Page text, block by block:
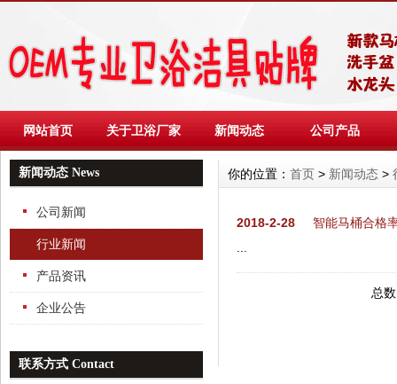
网站首页 关于卫浴厂家 新闻动态 公司产品
新闻动态 News
公司新闻
行业新闻
产品资讯
企业公告
联系方式 Contact
你的位置： 首页 > 新闻动态 >
2018-2-28
智能马桶合格
总